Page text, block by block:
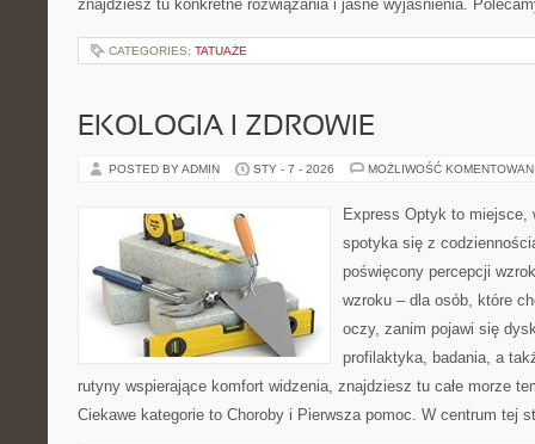
znajdziesz tu konkretne rozwiązania i jasne wyjaśnienia.
CATEGORIES: TATUAŻE
EKOLOGIA I ZDROWIE
POSTED BY ADMIN STY - 7 - 2026 MOŻLIWOŚĆ
Express Optyk to miejsce,
spotyka się z
poświęcony percepcji
wzroku – dla osób, które
oczy, zanim pojawi się
profilaktyka, badania, a
rutyny wspierające komfort widzenia, znajdziesz tu całe morze
Ciekawe kategorie to Choroby i Pierwsza pomoc. W centrum tej